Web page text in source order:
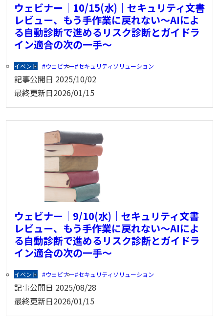
ウェビナー｜10/15(水)｜セキュリティ文書
レビュー、もう手作業に戻れない〜AIによ
る自動診断で進めるリスク診断とガイドラ
イン適合の次の一手〜
イベント ウェビナー セキュリティソリューション
記事公開日 2025/10/02
最終更新日2026/01/15
ウェビナー｜9/10(水)｜セキュリティ文書
レビュー、もう手作業に戻れない〜AIによ
る自動診断で進めるリスク診断とガイドラ
イン適合の次の一手〜
イベント ウェビナー セキュリティソリューション
記事公開日 2025/08/28
最終更新日2026/01/15